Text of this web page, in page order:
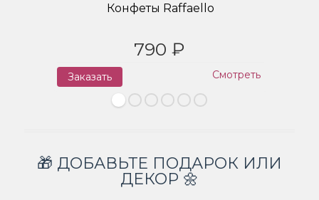
Конфеты Raffaello
790 ₽
Заказать Смотреть
🎁 ДОБАВЬТЕ ПОДАРОК ИЛИ
ДЕКОР 🌼